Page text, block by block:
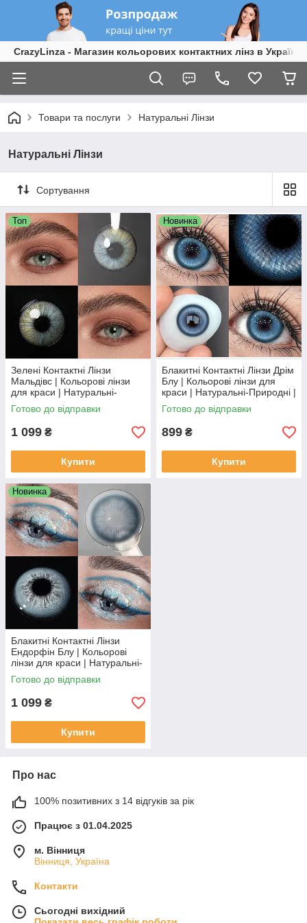
CrazyLinza - Магазин кольорових контактних лінз в Україні
Товари та послуги Натуральні Лінзи
Натуральні Лінзи
Сортування
Топ
Зелені Контактні Лінзи
Мальдівс | Кольорові лінзи
для краси | Натуральні-
Природні | Для світлих -
чорних очей
Готово до відправки
1 099 ₴
Купити
Новинка
Блакитні Контактні Лінзи Дрім
Блу | Кольорові лінзи для
краси | Натуральні-Природні |
Для світлих - чорних очей
Готово до відправки
899 ₴
Купити
Новинка
Блакитні Контактні Лінзи
Ендорфін Блу | Кольорові
лінзи для краси | Натуральні-
Природні | Для світлих -
чорних очей
Готово до відправки
1 099 ₴
Купити
Про нас
100% позитивних з 14 відгуків за рік
Працює з 01.04.2025
м. Вінниця
Вінниця, Україна
Контакти
Сьогодні вихідний